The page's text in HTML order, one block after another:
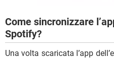
Come sincronizzare
Spotify?
Una volta scaricata l’app